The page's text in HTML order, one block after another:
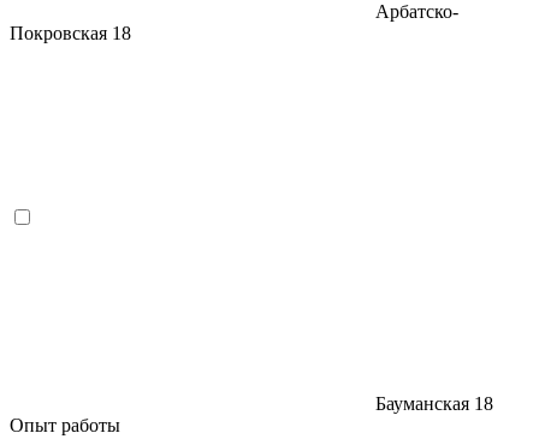
Арбатско-
Покровская 18
Бауманская 18
Опыт работы